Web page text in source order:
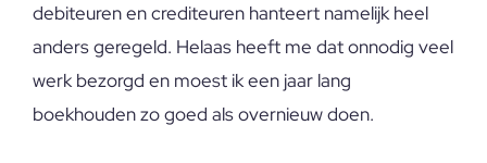
debiteuren en crediteuren hanteert namelijk heel
anders geregeld. Helaas heeft me dat onnodig veel
werk bezorgd en moest ik een jaar lang
boekhouden zo goed als overnieuw doen.